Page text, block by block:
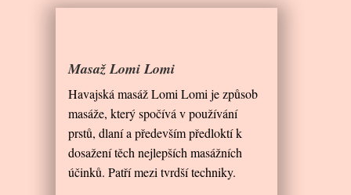
Masaž Lomi Lomi
Havajská masáž Lomi Lomi je způsob
masáže, který spočívá v používání
prstů, dlaní a především předloktí k
dosažení těch nejlepších masážních
účinků. Patří mezi tvrdší techniky.